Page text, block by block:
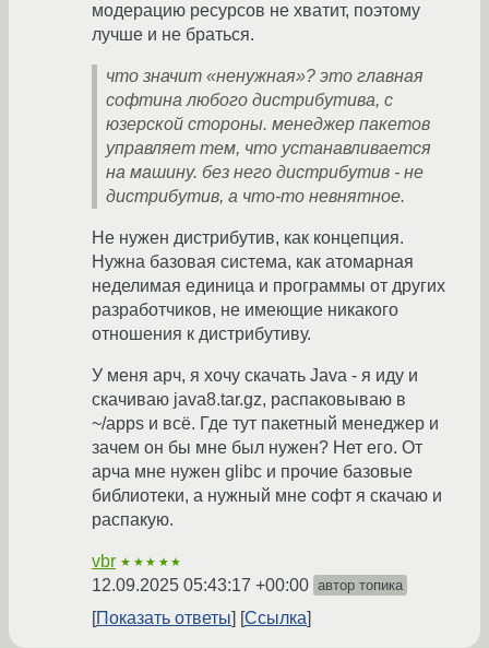
модерацию ресурсов не хватит, поэтому
лучше и не браться.
что значит «ненужная»? это главная
софтина любого дистрибутива, с
юзерской стороны. менеджер пакетов
управляет тем, что устанавливается
на машину. без него дистрибутив - не
дистрибутив, а что-то невнятное.
Не нужен дистрибутив, как концепция.
Нужна базовая система, как атомарная
неделимая единица и программы от других
разработчиков, не имеющие никакого
отношения к дистрибутиву.
У меня арч, я хочу скачать Java - я иду и
скачиваю java8.tar.gz, распаковываю в
~/apps и всё. Где тут пакетный менеджер и
зачем он бы мне был нужен? Нет его. От
арча мне нужен glibc и прочие базовые
библиотеки, а нужный мне софт я скачаю и
распакую.
vbr ★★★★★
12.09.2025 05:43:17 +00:00 автор топика
Показать ответы Ссылка